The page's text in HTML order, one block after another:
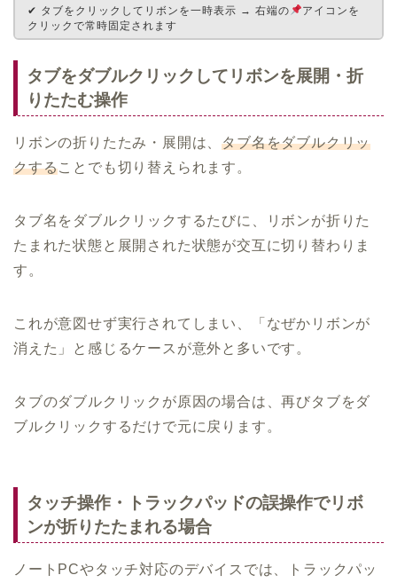
✔ タブをクリックしてリボンを一時表示 → 右端の
アイコンを
クリックで常時固定されます
タブをダブルクリックしてリボンを展開・折
りたたむ操作
リボンの折りたたみ・展開は、タブ名をダブルクリッ
クすることでも切り替えられます。
タブ名をダブルクリックするたびに、リボンが折りた
たまれた状態と展開された状態が交互に切り替わりま
す。
これが意図せず実行されてしまい、「なぜかリボンが
消えた」と感じるケースが意外と多いです。
タブのダブルクリックが原因の場合は、再びタブをダ
ブルクリックするだけで元に戻ります。
タッチ操作・トラックパッドの誤操作でリボ
ンが折りたたまれる場合
ノートPCやタッチ対応のデバイスでは、トラックパッ